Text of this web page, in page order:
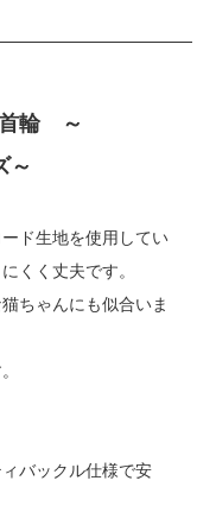
首輪 ～
～
ド生地を使用してい
くく丈夫です。
ちゃんにも似合いま
バックル仕様で安